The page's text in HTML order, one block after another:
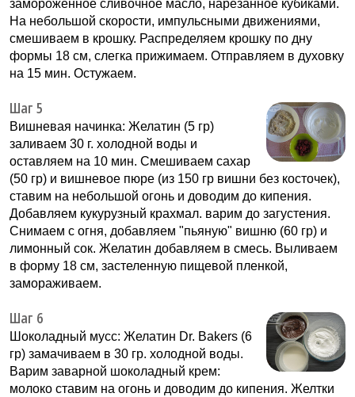
замороженное сливочное масло, нарезанное кубиками.
На небольшой скорости, импульсными движениями,
смешиваем в крошку. Распределяем крошку по дну
формы 18 см, слегка прижимаем. Отправляем в духовку
на 15 мин. Остужаем.
Шаг 5
Вишневая начинка: Желатин (5 гр)
заливаем 30 г. холодной воды и
оставляем на 10 мин. Смешиваем сахар
(50 гр) и вишневое пюре (из 150 гр вишни без косточек),
ставим на небольшой огонь и доводим до кипения.
Добавляем кукурузный крахмал. варим до загустения.
Снимаем с огня, добавляем "пьяную" вишню (60 гр) и
лимонный сок. Желатин добавляем в смесь. Выливаем
в форму 18 см, застеленную пищевой пленкой,
замораживаем.
Шаг 6
Шоколадный мусс: Желатин Dr. Bakers (6
гр) замачиваем в 30 гр. холодной воды.
Варим заварной шоколадный крем:
молоко ставим на огонь и доводим до кипения. Желтки